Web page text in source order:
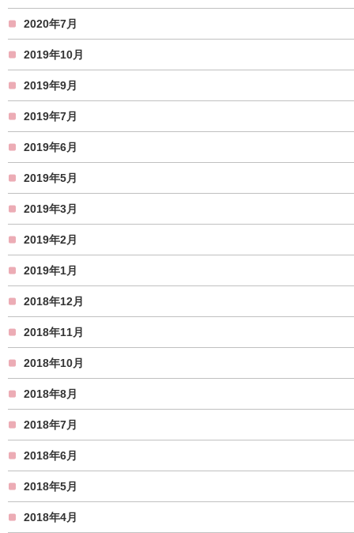
2020年7月
2019年10月
2019年9月
2019年7月
2019年6月
2019年5月
2019年3月
2019年2月
2019年1月
2018年12月
2018年11月
2018年10月
2018年8月
2018年7月
2018年6月
2018年5月
2018年4月